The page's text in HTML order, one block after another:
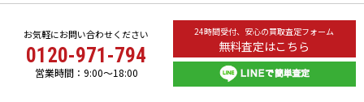
お気軽にお問い合わせください
0120-971-794
営業時間：9:00～18:00
24時間受付、安心の買取査定フォーム
無料査定はこちら